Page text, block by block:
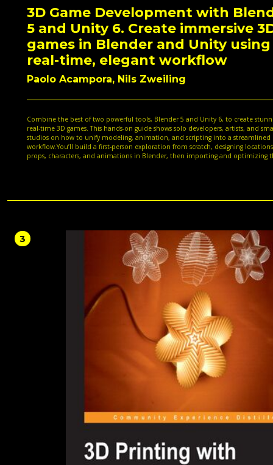
3D Game Development with
5 and Unity 6. Create immersive
games in Blender and Unity using
real-time, elegant workflow
Paolo Acampora, Nils Zweiling
Combine the best of two powerful tools, Blender 5 and Unity 6, to create
real-time 3D games. This hands-on guide shows solo developers, artists, and
studios on how to unify modeling, animation, and scripting into a streamlined
workflow.You’ll build a first-person exploration from scratch, designing
props, characters, and animations in Blender, then importing and optimizing
faster.By the end, you'll have built an integrated pipeline and a playable level
3